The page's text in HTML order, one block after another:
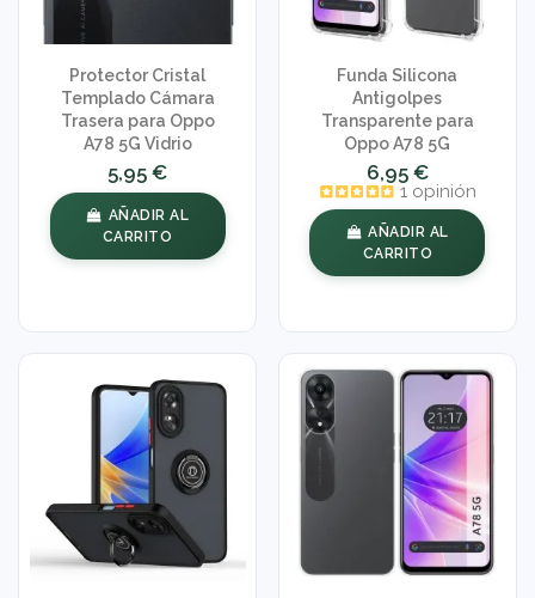
Protector Cristal
Templado Cámara
Trasera para Oppo
A78 5G Vidrio
5,95 €
AÑADIR AL
CARRITO
Funda Silicona
Antigolpes
Transparente para
Oppo A78 5G
6,95 €
1 opinión
AÑADIR AL
CARRITO